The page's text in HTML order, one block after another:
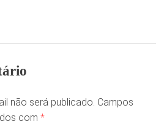
não será publicado. Campos
com *